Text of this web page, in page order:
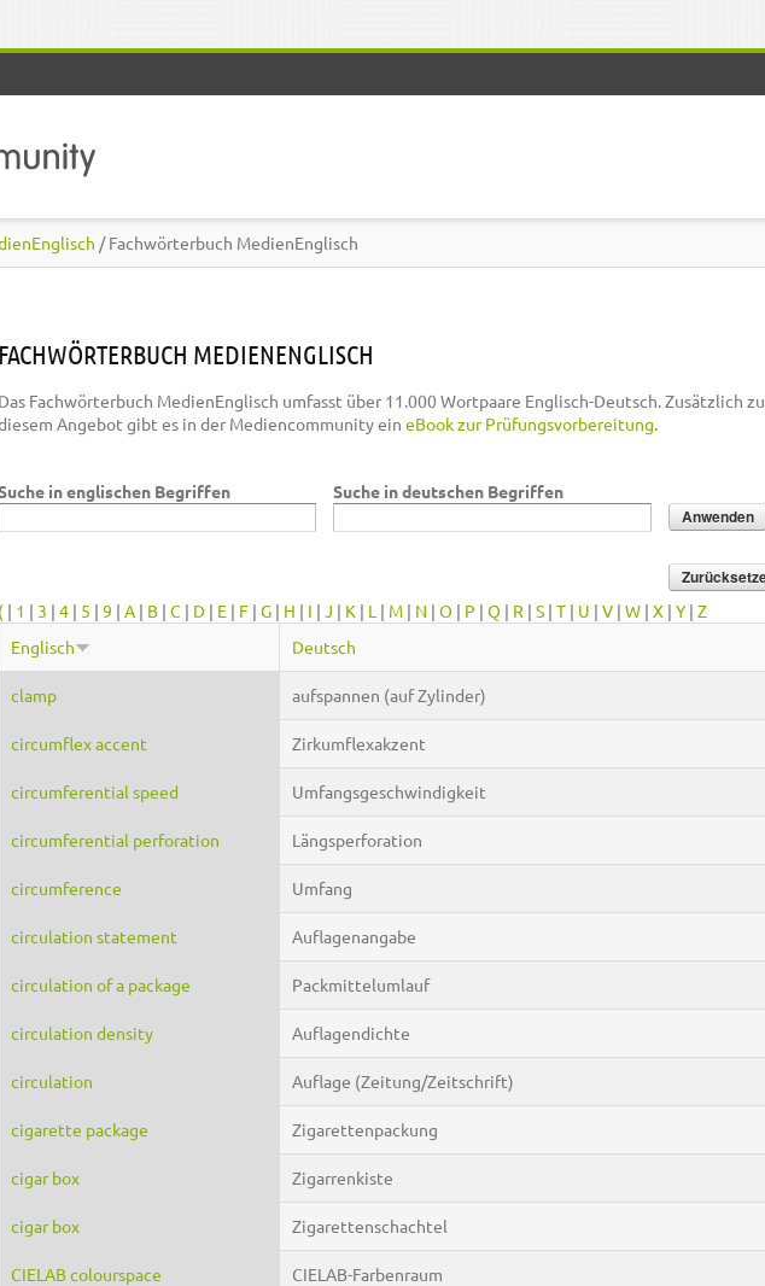
/ Fachwörterbuch MedienEnglisch
FACHWÖRTERBUCH MEDIENENGLISCH
Das Fachwörterbuch MedienEnglisch umfasst über 11.000 Wortpaare Englisch-Deutsch. Zusätzlich zu
Angebot gibt es in der Mediencommunity ein eBook zur Prüfungsvorbereitung.
in englischen Begriffen Suche in deutschen Begriffen
( | 1 | 3 | 4 | 5 | 9 | A | B | C | D | E | F | G | H | I | J | K | L | M | N | O | P | Q | R | S | T | U | V | W | X | Y | Z
Englisch
Deutsch
clamp aufspannen (auf Zylinder)
circumflex accent Zirkumflexakzent
circumferential speed Umfangsgeschwindigkeit
circumferential perforation Längsperforation
circumference Umfang
circulation statement Auflagenangabe
circulation of a package Packmittelumlauf
circulation density Auflagendichte
circulation Auflage (Zeitung/Zeitschrift)
cigarette package Zigarettenpackung
cigar box Zigarrenkiste
cigar box Zigarettenschachtel
CIELAB colourspace CIELAB-Farbenraum